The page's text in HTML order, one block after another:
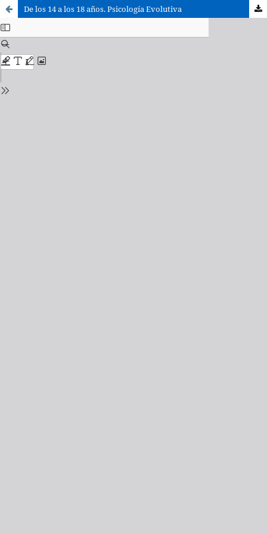
De los 14 a los 18 años. Psicología Evolutiva